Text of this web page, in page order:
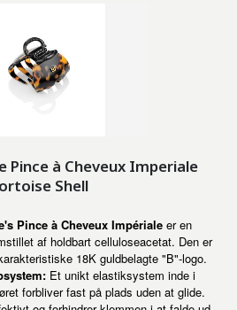
Pince à Cheveux Imperiale
Shell
Pince à Cheveux Impérialeer en
af holdbart celluloseacetat. Den er
18K guldbelagte "B"-logo.
Et unikt elastiksystem inde i
forbliver fast på plads uden at glide.